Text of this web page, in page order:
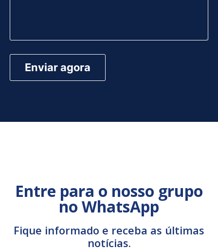
Entre para o nosso grupo
no WhatsApp
Fique informado e receba as últimas
notícias.